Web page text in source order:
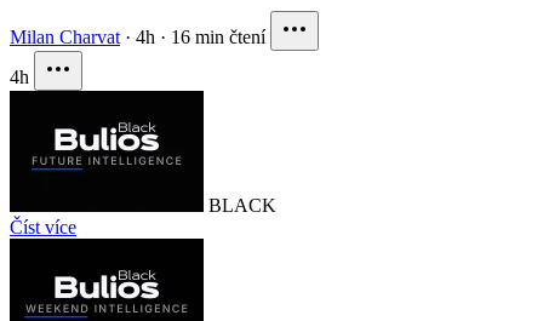
Milan Charvat · 4h · 16 min čtení
4h
BLACK
Číst více